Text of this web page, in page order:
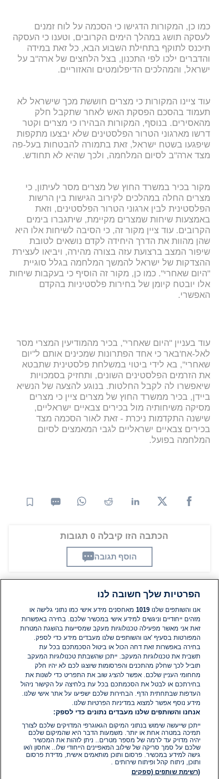
כמו כן, המקורות הדגישו כי הסכמה על לוח זמנים
לעסקה תושג במהלך הימים הקרובים, וטענו כי העסקה
תיכנס לתוקף בתחילת השבוע הבא, כל זאת במידה
והדברים ילכו לפי התכנון, בצל הלחצים של ארה"ב על
ישראל, והמהלכים הדיפלומטים והאזוריים.
עוד ציינו המקורות כי מצרים חוששת מכך שישראל לא
תעמוד בהסכם הפסקת האש לאחר שתקבל חלק
מהאסירים. בנוסף, המקורות הבהירו כי מצרים וקטר
דרשו מארגוני הטרור הפלסטינים שלא יבצעו מתקפות
שיפגעו בשטח ישראל, זאת בתמורה להבטחות בעל-פה
מצד ארה"ב לסיום המלחמה, ולכך שהיא לא תחודש.
מקור בכיר במשרד החוץ של מצרים מסר לעיתון, כי
מצרים החלה במהלכים לקירוב הגישות בין הרשות
הפלסטינית לבין ארגוני הטרור הפלסטינים, וזאת
באמצעות שיחות שמצרים מקיימת, שיתגברו בימים
הקרובים. עוד ציין מקור זה, כי הסיבה לשיחות אלו היא
שהן מהוות את הדרך היחידה לקדם נושאים לטובת
שיפור המצב ברצועת עזה בצורה מהירה, ויביאו לעצירת
ההצדקות של ישראל להמשך המלחמה בגלל סוגיית
"היום שאחרי". כמו כן, מקור זה הוסיף כי בעקבות שיחות
אלו יובטח קיומן של בחירות פלסטיניות בהקדם
האפשרי.
עוד בעניין "היום שאחרי", בכיר מהמודיעין המצרי מסר
לאל-אח'באר כי אחד הפתרונות שמכינים אותם ל"יום
שאחרי", בא לידי ביטוי במשלחת פלסטינית שתבטא
את הזרמים הפלסטינים השונים, ותחזיק בסמכויות
שיאפשרו לה לקבל החלטות. בנוגע להצעה של הנשיא
ביידן, בכיר ממשרד החוץ של מצרים ציין כי מצרים
מסיקה משיחותיה מול בכירים צבאיים ישראליים,
שישנה התקדמות ניכרת - זאת לאור הסכמה מצד
בכירים צבאיים ישראליים לגבי המאמצים לסיום
המלחמה בפועל.
הכתבה הזו קיבלה 0 תגובות
הוסף תגובה
תגובות
אין עדיין תגובות. היה הראשון להגיב
הוסף תגובה
הפרטיות שלך חשובה לנו
אנו והשותפים שלנו1019 מאחסנים מידע אישי כמו נתוני גלישה או
מזהים ייחודיים וניגשים למידע אישי במכשיר שלכם. בחירה באפשרות
זאת אני מאשר מפעילה טכנולוגיות מעקב שמסייעות בהשגת המטרות
המפורטות בסעיף 'אנו והשותפים שלנו מעבדים מידע כדי לספק.
בחירה באפשרות זאת דחה הכול או ביטול הסכמתכם בכל עת
תשבית את טכנולוגיות המעקב. ייתכן שהשבתת טכנולוגיות המעקב
תוביל לכך שחלק מהתכנים והפרסומות שיוצגו לכם לא יהיו חלק
מחחומי העניין שלכם. אפשר להציג שוב את התפריט כדי לשנות את
בחירתכם או לבטל את הסכמתכם בכל עת בלחיצה על הקישור ניהול
העדפות שבתחתית הדף. הבחירות שלכם ישפיעו על אתר אישי שלנו.
מידע נוסף אפשר למצוא במדיניות הפרטיות שלנו.
אנחנו והשותפים שלנו מעבדים נתונים כדי לספק:
ייתכן שייעשה שימוש בנתוני המיקום הגאוגרפי המדויקים שלכם לצורך
תמיכה במטרה אחת או יותר. משמעות הדבר היא שהמיקום שלכם
יהיה מדויק עד לרמה של מספר מטרים.. ניתן לזהות את המכשיר
שלכם על סמך סריקה של שילוב המאפיינים הייחודי שלו.. אחסון ו/או
גישה למידע במכשיר. פרסום ותוכן מותאמים אישית, מדידת פרסום
ותוכן, ניתוח קהל ופיתוח שירותים .
(רשימת שותפים (ספקים